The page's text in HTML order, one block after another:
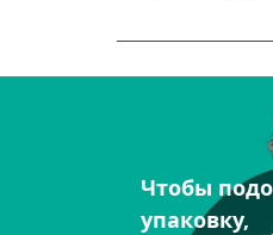
Чтобы
упаковку,